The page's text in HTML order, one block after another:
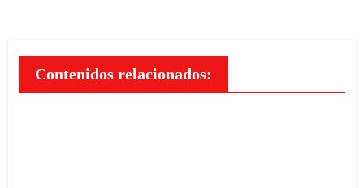
Contenidos relacionados: